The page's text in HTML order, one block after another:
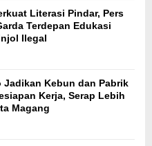
Literasi Pindar, Pers
Terdepan Edukasi
Ilegal
Jadikan Kebun dan Pabrik
Kerja, Serap Lebih
Magang